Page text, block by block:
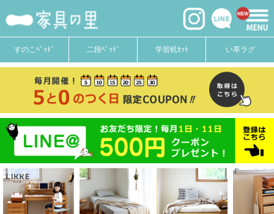
すのこﾍﾞｯﾄﾞ 二段ﾍﾞｯﾄﾞ 学習机ｾｯﾄ い草ラグ